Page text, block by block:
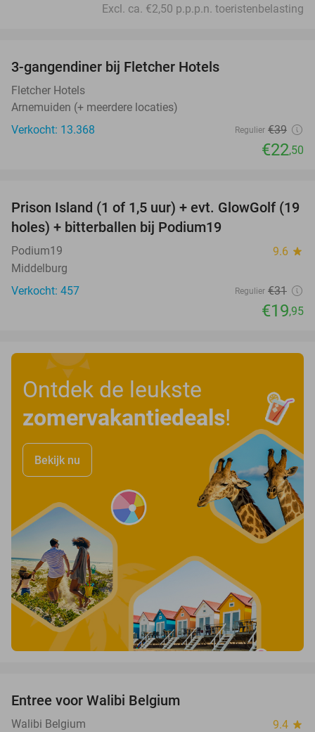
Excl. ca. €2,50 p.p.p.n. toeristenbelasting
3-gangendiner bij Fletcher Hotels
Fletcher Hotels
Arnemuiden (+ meerdere locaties)
Verkocht: 13.368
Regulier €39
€22,50
36%
Prison Island (1 of 1,5 uur) + evt. GlowGolf (19
holes) + bitterballen bij Podium19
Podium19 9.6 star
Middelburg
Verkocht: 457
Regulier €31
€19,95
Ontdek de leukste
zomervakantiedeals!
Bekijk nu
Entree voor Walibi Belgium
Walibi Belgium 9.4 star